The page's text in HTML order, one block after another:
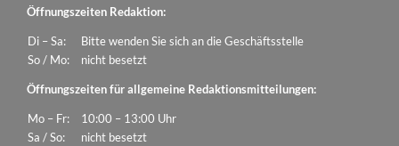
Öffnungszeiten Redaktion:
Di – Sa:
Bitte wenden Sie sich an die Geschäftsstelle
So / Mo:
nicht besetzt
Öffnungszeiten für allgemeine Redaktionsmitteilungen:
Mo – Fr:
10:00 – 13:00 Uhr
Sa / So:
nicht besetzt